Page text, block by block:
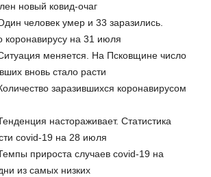
новый ковид-очаг
человек умер и 33 заразились.
коронавирусу на 31 июля
меняется. На Псковщине число
вновь стало расти
заразившихся коронавирусом
настораживает. Статистика
covid-19 на 28 июля
прироста случаев covid-19 на
из самых низких